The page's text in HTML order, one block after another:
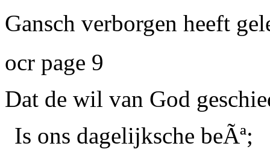
Gansch verborgen heeft
ocr page 9
Dat de wil van God
Is ons dagelijksche beÃª;